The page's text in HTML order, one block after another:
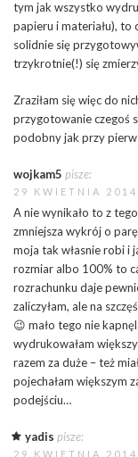
tym jak wszystko
papieru i materiału), to
solidnie się
trzykrotnie(!) się
Zraziłam się więc do
przygotowanie czegoś
podobny jak przy
wojkam5 pisze:
29 KWIETNIA
A nie wynikało to z
zmniejsza wykrój o
moja tak własnie robi i
rozmiar albo 100% to
rozrachunku daje
zaliczyłam, ale na
😉 mało tego nie
wydrukowałam
razem za duże – też
pojechałam większym
podejściu…
yadis pisze:
29 KWIETNIA